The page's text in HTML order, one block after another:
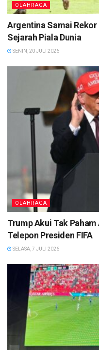
OLAHRAGA
Argentina Samai
Sejarah Piala Dunia
SENIN, 20 JULI 2026
OLAHRAGA
Trump Akui Tak
Telepon Presiden FIFA
SELASA, 7 JULI 2026